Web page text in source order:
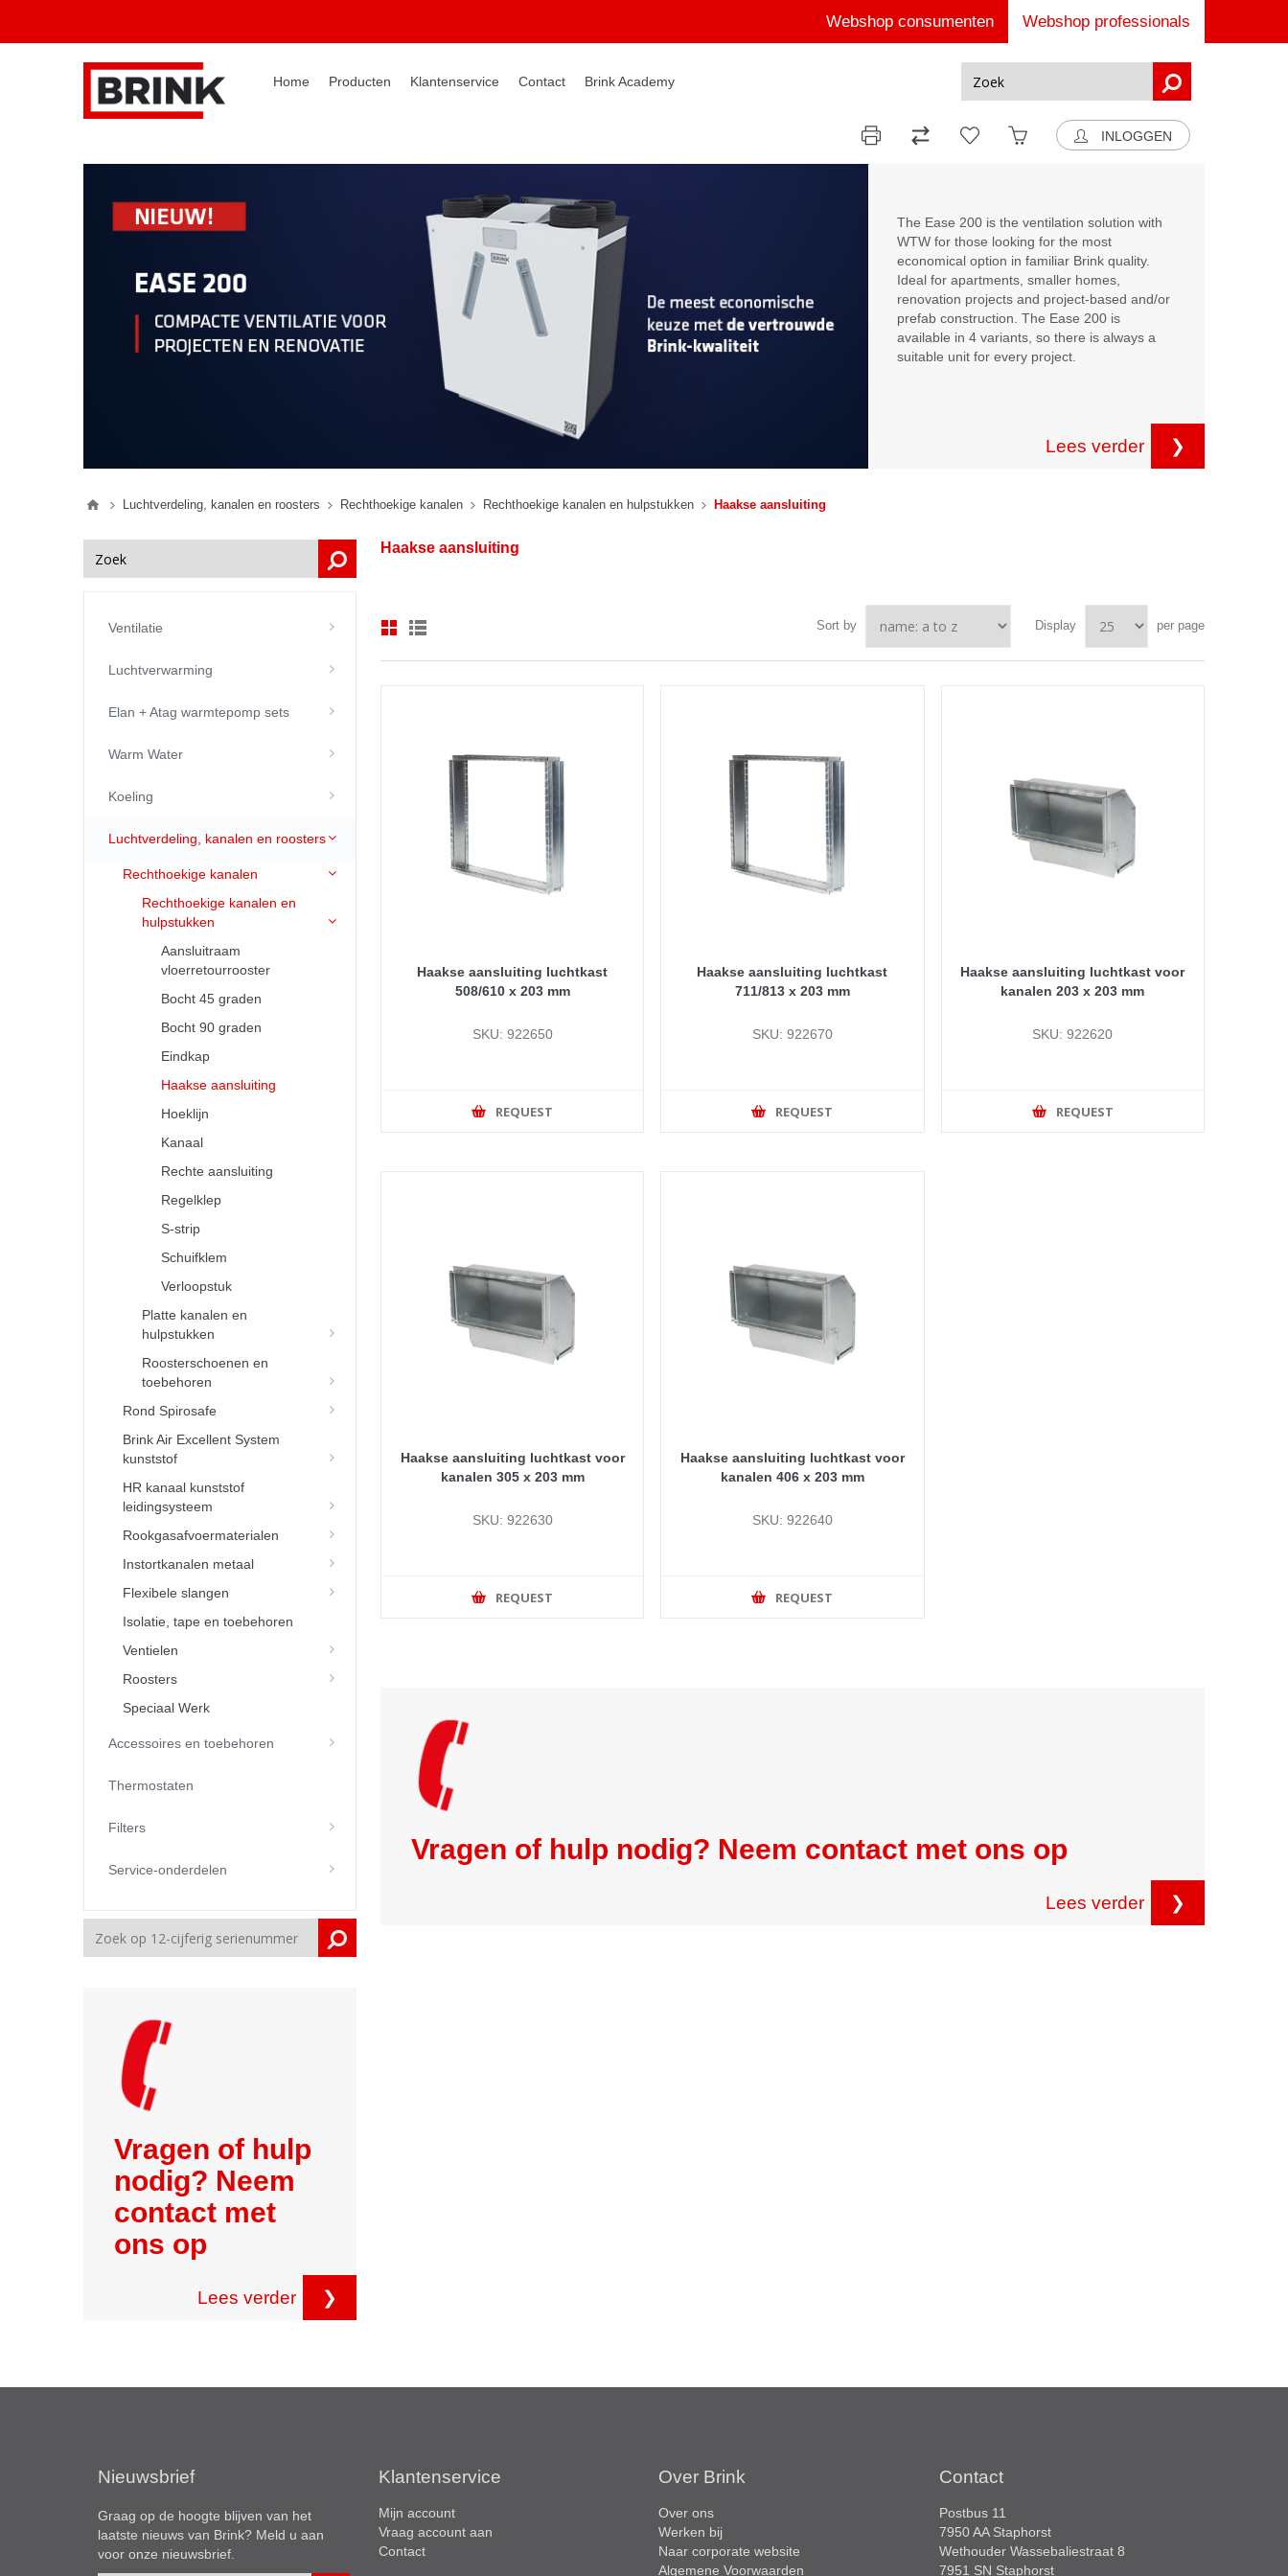
Webshop consumenten Webshop professionals
Home Producten Klantenservice Contact Brink Academy
INLOGGEN
The Ease 200 is the ventilation solution with
WTW for those looking for the most
economical option in familiar Brink quality.
Ideal for apartments, smaller homes,
renovation projects and project-based and/or
prefab construction. The Ease 200 is
available in 4 variants, so there is always a
suitable unit for every project.
Lees verder ❯
Luchtverdeling, kanalen en roosters Rechthoekige kanalen Rechthoekige kanalen en hulpstukken Haakse aansluiting
Haakse aansluiting
Sort by Display per page
Haakse aansluiting luchtkast
508/610 x 203 mm
SKU: 922650
REQUEST
Haakse aansluiting luchtkast
711/813 x 203 mm
SKU: 922670
REQUEST
Haakse aansluiting luchtkast voor
kanalen 203 x 203 mm
SKU: 922620
REQUEST
Haakse aansluiting luchtkast voor
kanalen 305 x 203 mm
SKU: 922630
REQUEST
Haakse aansluiting luchtkast voor
kanalen 406 x 203 mm
SKU: 922640
REQUEST
Vragen of hulp nodig? Neem contact met ons op
Lees verder ❯
Ventilatie
Luchtverwarming
Elan + Atag warmtepomp sets
Warm Water
Koeling
Luchtverdeling, kanalen en roosters
Rechthoekige kanalen
Rechthoekige kanalen en
hulpstukken
Aansluitraam
vloerretourrooster
Bocht 45 graden
Bocht 90 graden
Eindkap
Haakse aansluiting
Hoeklijn
Kanaal
Rechte aansluiting
Regelklep
S-strip
Schuifklem
Verloopstuk
Platte kanalen en
hulpstukken
Roosterschoenen en
toebehoren
Rond Spirosafe
Brink Air Excellent System
kunststof
HR kanaal kunststof
leidingsysteem
Rookgasafvoermaterialen
Instortkanalen metaal
Flexibele slangen
Isolatie, tape en toebehoren
Ventielen
Roosters
Speciaal Werk
Accessoires en toebehoren
Thermostaten
Filters
Service-onderdelen
Vragen of hulp
nodig? Neem
contact met
ons op
Lees verder ❯
Nieuwsbrief
Graag op de hoogte blijven van het
laatste nieuws van Brink? Meld u aan
voor onze nieuwsbrief.
Klantenservice
Mijn account
Vraag account aan
Contact
Over Brink
Over ons
Werken bij
Naar corporate website
Algemene Voorwaarden
Contact
Postbus 11
7950 AA Staphorst
Wethouder Wassebaliestraat 8
7951 SN Staphorst